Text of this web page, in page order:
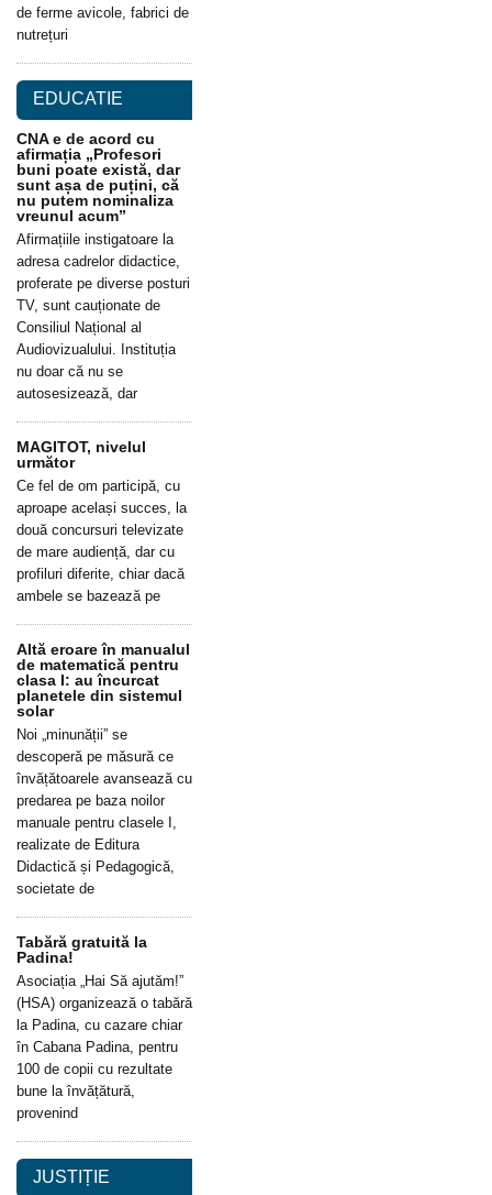
de ferme avicole, fabrici de
nutrețuri
EDUCATIE
CNA e de acord cu
afirmația „Profesori
buni poate există, dar
sunt așa de puțini, că
nu putem nominaliza
vreunul acum”
Afirmațiile instigatoare la
adresa cadrelor didactice,
proferate pe diverse posturi
TV, sunt cauționate de
Consiliul Național al
Audiovizualului. Instituția
nu doar că nu se
autosesizează, dar
MAGITOT, nivelul
următor
Ce fel de om participă, cu
aproape același succes, la
două concursuri televizate
de mare audiență, dar cu
profiluri diferite, chiar dacă
ambele se bazează pe
Altă eroare în manualul
de matematică pentru
clasa I: au încurcat
planetele din sistemul
solar
Noi „minunății” se
descoperă pe măsură ce
învățătoarele avansează cu
predarea pe baza noilor
manuale pentru clasele I,
realizate de Editura
Didactică și Pedagogică,
societate de
Tabără gratuită la
Padina!
Asociația „Hai Să ajutăm!”
(HSA) organizează o tabără
la Padina, cu cazare chiar
în Cabana Padina, pentru
100 de copii cu rezultate
bune la învățătură,
provenind
JUSTIȚIE